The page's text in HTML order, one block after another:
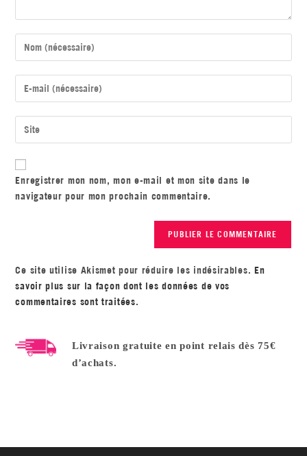
Enregistrer mon nom, mon e-mail et mon site dans le
navigateur pour mon prochain commentaire.
Ce site utilise Akismet pour réduire les indésirables. En
savoir plus sur la façon dont les données de vos
commentaires sont traitées.
Livraison gratuite en point relais dès 75€
d’achats.